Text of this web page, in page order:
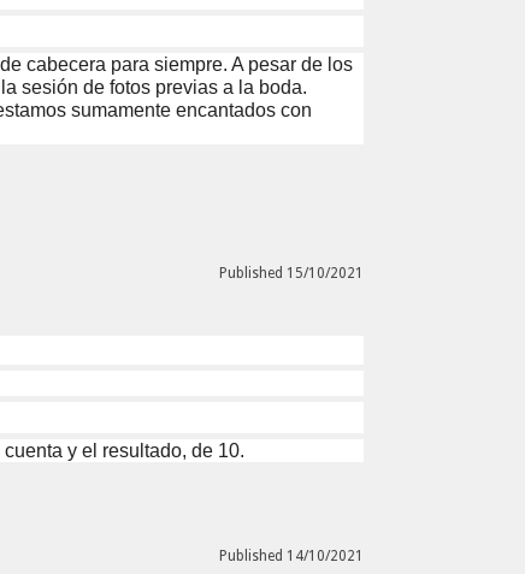
cabecera para siempre. A pesar de los
sesión de fotos previas a la boda.
sumamente encantados con
Published 15/10/2021
y el resultado, de 10.
Published 14/10/2021